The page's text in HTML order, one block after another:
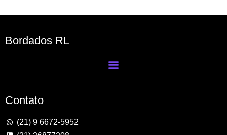
Bordados RL
Contato
(21) 9 6672-5952